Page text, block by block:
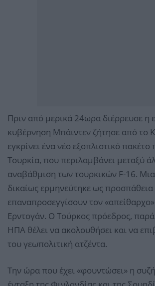
Πριν από μερικά 24ωρα διέρρευσε η
κυβέρνηση Μπάιντεν ζήτησε από το
εγκρίνει ένα νέο εξοπλιστικό πακέτο
Τουρκία, που περιλαμβάνει μεταξύ
αναβάθμιση των τουρκικών F-16.
δικαίως ερμηνεύτηκε ως
επαναπροσεγγίσουν τον
Ερντογάν. Ο Τούρκος πρόεδρος,
ΗΠΑ θέλει να ακολουθήσει και να
του γεωπολιτική ατζέντα.
Την ώρα που έχει «φουντώσει» η